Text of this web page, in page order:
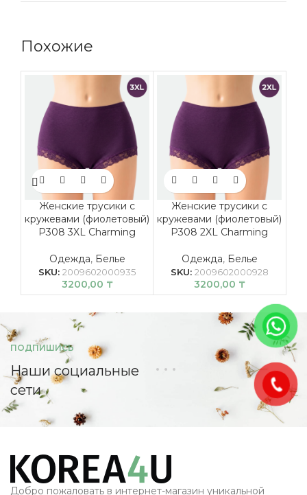
Похожие
Женские трусики с
кружевами (фиолетовый)
P308 3XL Charming
Одежда, Белье
SKU: 2009602000935
3200,00 ₸
Женские трусики с
кружевами (фиолетовый)
P308 2XL Charming
Одежда, Белье
SKU: 2009602000928
3200,00 ₸
ПОДПИШИСЬ
Наши социальные
сети
Добро пожаловать в интернет-магазин уникальной